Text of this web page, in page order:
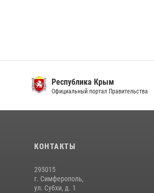
Республика Крым
Официальный портал Правительства
КОНТАКТЫ
295015
г. Симферополь,
ул. Субхи, д. 1